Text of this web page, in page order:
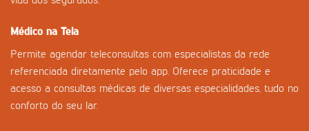
Médico na Tela
Permite agendar teleconsultas com especialistas da rede
referenciada diretamente pelo app. Oferece praticidade e
acesso a consultas médicas de diversas especialidades, tudo no
conforto do seu lar.